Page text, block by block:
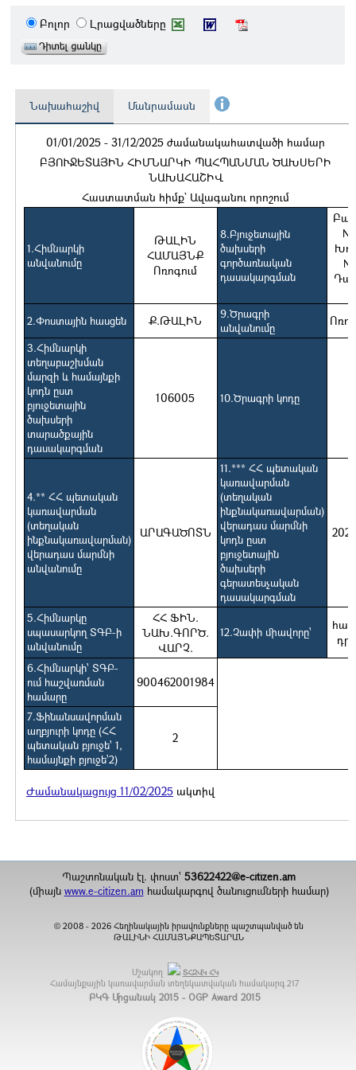
Բոլոր Լրացվածները
Նախահաշիվ Մանրամասն
01/01/2025 - 31/12/2025 ժամանակահատվածի համար
ԲՅՈՒՋԵՏԱՅԻՆ ՀԻՄՆԱՐԿԻ ՊԱՀՊԱՆՄԱՆ ԾԱԽՍԵՐԻ
ՆԱԽԱՀԱՇԻՎ
Հաստատման հիմք` Ավագանու որոշում
1.Հիմնարկի
անվանումը
ԹԱԼԻՆ
ՀԱՄԱՅՆՔ
Ոռոգում
8.Բյուջետային
ծախսերի
գործառնական
դասակարգման
N
N
2.Փոստային հասցեն Ք.ԹԱԼԻՆ
9.Ծրագրի
անվանումը
3.Հիմնարկի
տեղաբաշխման
մարզի և համայնքի
կոդն ըստ
բյուջետային
ծախսերի
տարածքային
դասակարգման
106005 10.Ծրագրի կոդը
4.** ՀՀ պետական
կառավարման
(տեղական
ինքնակառավարման)
վերադաս մարմնի
անվանումը
ԱՐԱԳԱԾՈՏՆ
11.*** ՀՀ պետական
կառավարման
(տեղական
ինքնակառավարման)
վերադաս մարմնի
կոդն ըստ
բյուջետային
ծախսերի
գերատեսչական
դասակարգման
5.Հիմնարկը
սպասարկող ՏԳԲ-ի
անվանումը
ՀՀ ՖԻՆ.
ՆԱԽ.ԳՈՐԾ.
ՎԱՐՉ.
12.Չափի միավորը`
6.Հիմնարկի` ՏԳԲ-
ում հաշվառման
համարը
900462001984
7.Ֆինանսավորման
աղբյուրի կոդը (ՀՀ
պետական բյուջե` 1,
համայնքի բյուջե`2)
2
Ժամանակացույց 11/02/2025ակտիվ
Պաշտոնական էլ. փոստ`53622422@e-citizen.am
(միայն www.e-citizen.am համակարգով ծանուցումների համար)
© 2008 -2026 Հեղինակային իրավունքները պաշտպանված են
ԹԱԼԻՆԻ ՀԱՄԱՅՆՔԱՊԵՏԱՐԱՆ
Մշակող ՏՀԶՎԿ ՀԿ
Համայնքային կառավարման տեղեկատվական համակարգ 217
ԲԿԳ Մրցանակ 2015 - OGP Award 2015